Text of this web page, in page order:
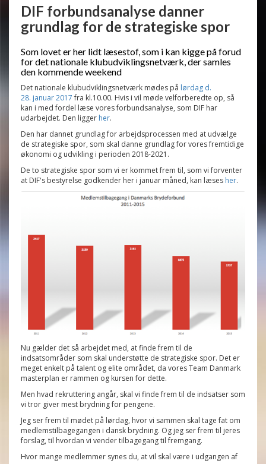
DIF forbundsanalyse danner
grundlag for de strategiske spor
Som lovet er her lidt læsestof, som i kan kigge på forud
for det nationale klubudviklingsnetværk, der samles
den kommende weekend
Det nationale klubudviklingsnetværk mødes på lørdag d.
28. januar 2017fra kl.10.00. Hvis i vil møde velforberedte op, så
kan i med fordel læse vores forbundsanalyse, som DIF har
udarbejdet. Den ligger her.
Den har dannet grundlag for arbejdsprocessen med at udvælge
de strategiske spor, som skal danne grundlag for vores fremtidige
økonomi og udvikling i perioden 2018-2021.
De to strategiske spor som vi er kommet frem til, som vi forventer
at DIF's bestyrelse godkender her i januar måned, kan læses her.
Nu gælder det så arbejdet med, at finde frem til de
indsatsområder som skal understøtte de strategiske spor. Det er
meget enkelt på talent og elite området, da vores Team Danmark
masterplan er rammen og kursen for dette.
Men hvad rekruttering angår, skal vi finde frem til de indsatser som
vi tror giver mest brydning for pengene.
Jeg ser frem til mødet på lørdag, hvor vi sammen skal tage fat om
medlemstilbagegangen i dansk brydning. Og jeg ser frem til jeres
forslag, til hvordan vi vender tilbagegang til fremgang.
Hvor mange medlemmer synes du, at vil skal være i udgangen af